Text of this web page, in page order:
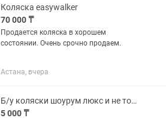
и чехол коляски. Коляска...
Коляска easywalker
70 000 ₸
Продается коляска в хорошем
состоянии. Очень срочно продаем.
Астана, вчера
Б/у коляски шоурум люкс и не только
5 000 ₸